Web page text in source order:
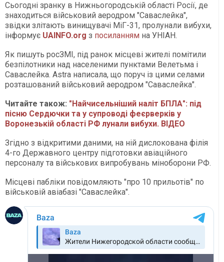
Сьогодні зранку в Нижньогородській області Росії, де
знаходиться військовий аеродром "Саваслейка",
звідки злітають винищувачі МіГ-31, пролунали вибухи,
інформує UAINFO.org з посиланням на УНІАН.
Як пишуть росЗМІ, під ранок місцеві жителі помітили
безпілотники над населеними пунктами Велетьма і
Саваслейка. Astra написала, що поруч із цими селами
розташований військовий аеродром "Саваслейка".
Читайте також: "Найчисельніший наліт БПЛА": під
пісню Сердючки та у супроводі феєрверків у
Воронезькій області РФ лунали вибухи. ВІДЕО
Згідно з відкритими даними, на ній дислокована філія
4-го Державного центру підготовки авіаційного
персоналу та військових випробувань міноборони РФ.
Місцеві пабліки повідомляють "про 10 прильотів" по
військовій авіабазі "Саваслейка".